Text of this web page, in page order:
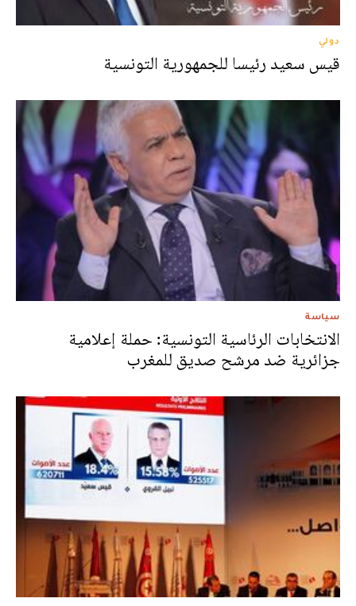
دولي
قيس سعيد رئيسا للجمهورية التونسية
سياسة
الانتخابات الرئاسية التونسية: حملة إعلامية
جزائرية ضد مرشح صديق للمغرب